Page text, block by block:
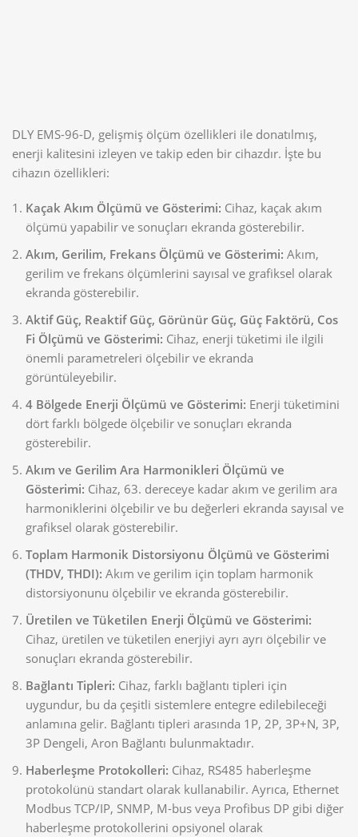
DLY EMS-96-D, gelişmiş ölçüm özellikleri ile donatılmış,
enerji kalitesini izleyen ve takip eden bir cihazdır. İşte bu
cihazın özellikleri:
Kaçak Akım Ölçümü ve Gösterimi: Cihaz, kaçak akım
ölçümü yapabilir ve sonuçları ekranda gösterebilir.
Akım, Gerilim, Frekans Ölçümü ve Gösterimi: Akım,
gerilim ve frekans ölçümlerini sayısal ve grafiksel olarak
ekranda gösterebilir.
Aktif Güç, Reaktif Güç, Görünür Güç, Güç Faktörü, Cos
Fi Ölçümü ve Gösterimi: Cihaz, enerji tüketimi ile ilgili
önemli parametreleri ölçebilir ve ekranda
görüntüleyebilir.
4 Bölgede Enerji Ölçümü ve Gösterimi: Enerji tüketimini
dört farklı bölgede ölçebilir ve sonuçları ekranda
gösterebilir.
Akım ve Gerilim Ara Harmonikleri Ölçümü ve
Gösterimi: Cihaz, 63. dereceye kadar akım ve gerilim ara
harmoniklerini ölçebilir ve bu değerleri ekranda sayısal ve
grafiksel olarak gösterebilir.
Toplam Harmonik Distorsiyonu Ölçümü ve Gösterimi
(THDV, THDI): Akım ve gerilim için toplam harmonik
distorsiyonunu ölçebilir ve ekranda gösterebilir.
Üretilen ve Tüketilen Enerji Ölçümü ve Gösterimi:
Cihaz, üretilen ve tüketilen enerjiyi ayrı ayrı ölçebilir ve
sonuçları ekranda gösterebilir.
Bağlantı Tipleri: Cihaz, farklı bağlantı tipleri için
uygundur, bu da çeşitli sistemlere entegre edilebileceği
anlamına gelir. Bağlantı tipleri arasında 1P, 2P, 3P+N, 3P,
3P Dengeli, Aron Bağlantı bulunmaktadır.
Haberleşme Protokolleri: Cihaz, RS485 haberleşme
protokolünü standart olarak kullanabilir. Ayrıca, Ethernet
Modbus TCP/IP, SNMP, M-bus veya Profibus DP gibi diğer
haberleşme protokollerini opsiyonel olarak